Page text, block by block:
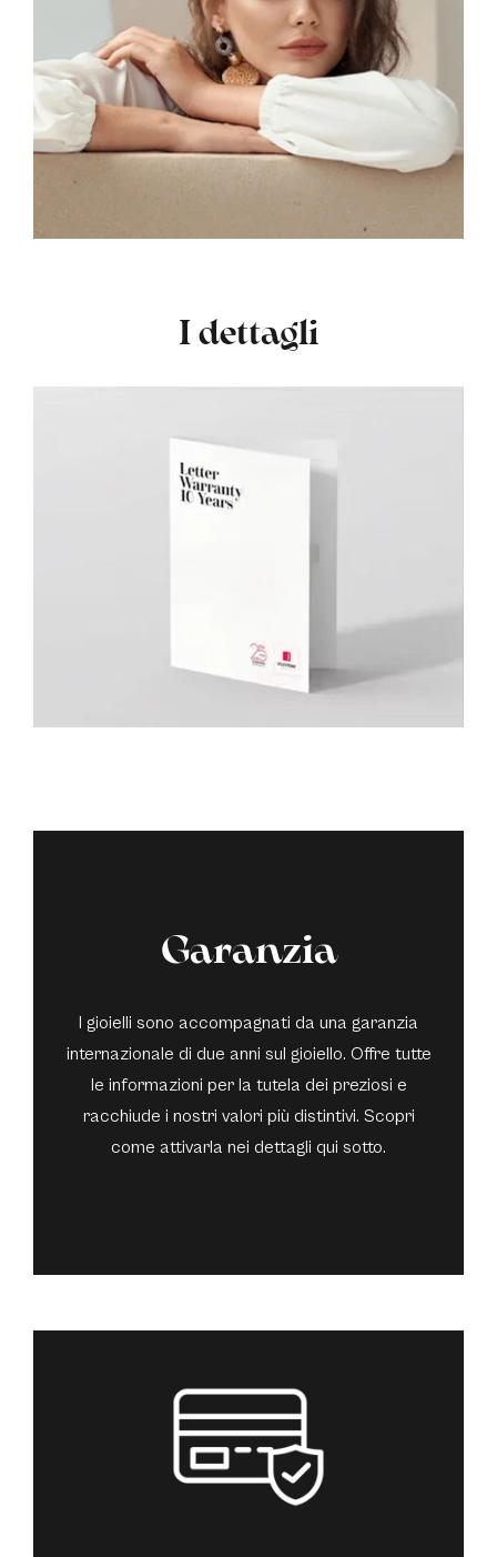
I dettagli
Garanzia
I gioielli sono accompagnati da una garanzia
internazionale di due anni sul gioiello. Offre tutte
le informazioni per la tutela dei preziosi e
racchiude i nostri valori più distintivi. Scopri
come attivarla nei dettagli qui sotto.